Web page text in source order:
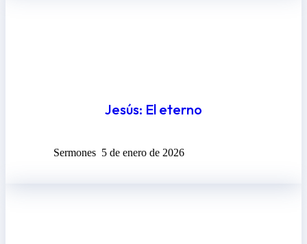
Jesús: El eterno
Sermones 5 de enero de 2026